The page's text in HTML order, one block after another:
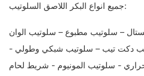
جميع انواع البكر اللاصق السلوتيب:
– سلوتيب مطبوع – سلوتيب الوان
دكت تيب – سلوتيب شبكي وطولي -
- سلوتيب المونيوم - شريط لحام